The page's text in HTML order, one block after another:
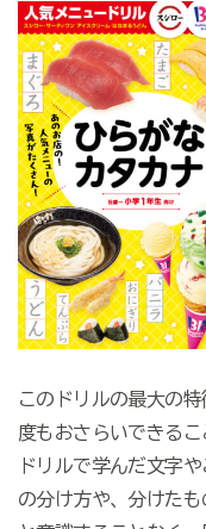
このドリルの最大の
度もおさらいできる
ドリルで学んだ文字
の分け方や、分けたも